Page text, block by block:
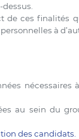
de ces
à
au sein du
des candidats